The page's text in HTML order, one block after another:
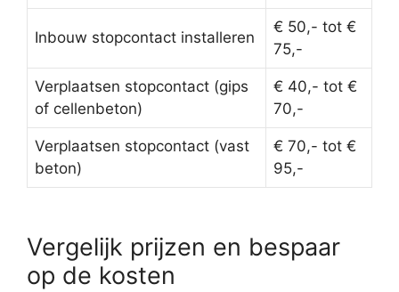
Inbouw stopcontact installeren
€ 50,- tot €
75,-
Verplaatsen stopcontact (gips
of cellenbeton)
€ 40,- tot €
70,-
Verplaatsen stopcontact (vast
beton)
€ 70,- tot €
95,-
Vergelijk prijzen en bespaar
op de kosten